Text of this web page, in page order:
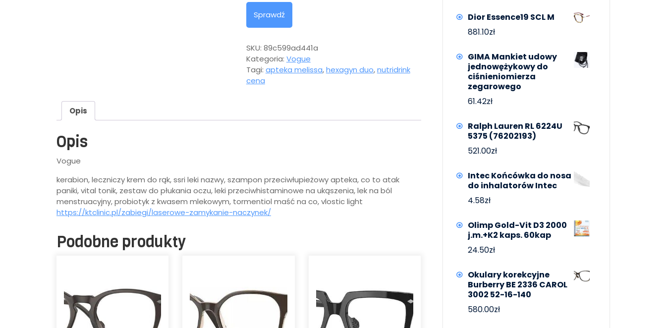
Sprawdź
SKU: 89c599ad441a
Kategoria: Vogue
Tagi: apteka melissa,hexagyn duo,nutridrink
cena
Opis
Opis
Vogue
kerabion, leczniczy krem do rąk, ssri leki nazwy, szampon przeciwłupieżowy apteka, co to atak
paniki, vital tonik, zestaw do płukania oczu, leki przeciwhistaminowe na ukąszenia, lek na ból
menstruacyjny, probiotyk z kwasem mlekowym, tormentiol maść na co, vlostic light
https://ktclinic.pl/zabiegi/laserowe-zamykanie-naczynek/
Podobne produkty
Dior Essence19 SCL M
881.10zł
GIMA Mankiet udowy
jednowężykowy do
ciśnieniomierza
zegarowego
61.42zł
Ralph Lauren RL 6224U
5375 (76202193)
521.00zł
Intec Końcówka do nosa
do inhalatorów Intec
4.58zł
Olimp Gold-Vit D3 2000
j.m.+K2 kaps. 60kap
24.50zł
Okulary korekcyjne
Burberry BE 2336 CAROL
3002 52-16-140
580.00zł